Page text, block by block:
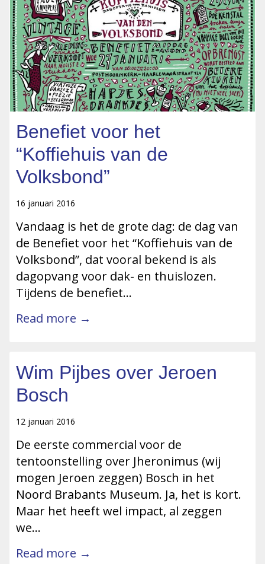
Benefiet voor het
“Koffiehuis van de
Volksbond”
16 januari 2016
Vandaag is het de grote dag: de dag van
de Benefiet voor het “Koffiehuis van de
Volksbond”, dat vooral bekend is als
dagopvang voor dak- en thuislozen.
Tijdens de benefiet…
Read more →
Wim Pijbes over Jeroen
Bosch
12 januari 2016
De eerste commercial voor de
tentoonstelling over Jheronimus (wij
mogen Jeroen zeggen) Bosch in het
Noord Brabants Museum. Ja, het is kort.
Maar het heeft wel impact, al zeggen
we…
Read more →